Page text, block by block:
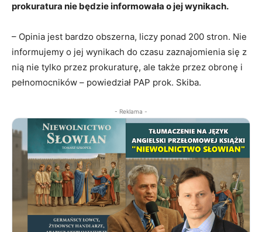
prokuratura nie będzie informowała o jej wynikach.
– Opinia jest bardzo obszerna, liczy ponad 200 stron. Nie
informujemy o jej wynikach do czasu zaznajomienia się z
nią nie tylko przez prokuraturę, ale także przez obronę i
pełnomocników – powiedział PAP prok. Skiba.
- Reklama -